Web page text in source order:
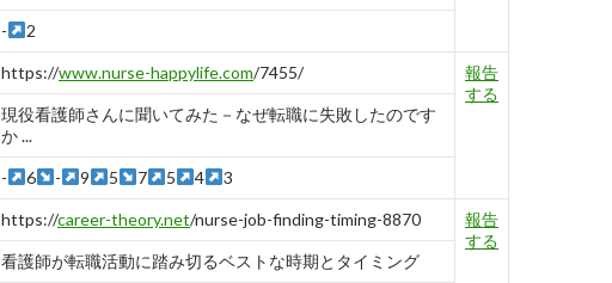
- 2
https://www.nurse-happylife.com/7455/
報告
する
現役看護師さんに聞いてみた－なぜ転職に失敗したのです
か ...
- 6 - 9 5 7 5 4 3
https://career-theory.net/nurse-job-finding-timing-8870
報告
する
看護師が転職活動に踏み切るベストな時期とタイミング